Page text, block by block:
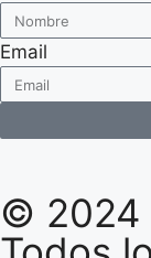
Email
© 2024